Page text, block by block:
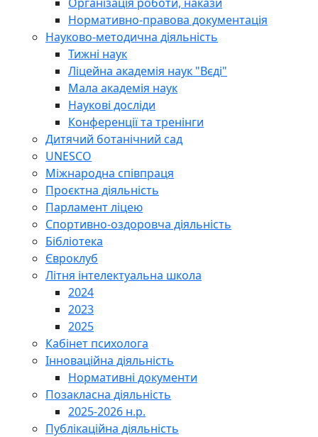
Нормативно-правова документація
Науково-методична діяльність
Тижні наук
Ліцейна академія наук "Вєді"
Мала академія наук
Наукові досліди
Конференції та тренінги
Дитячий ботанічний сад
UNESCO
Міжнародна співпраця
Проєктна діяльність
Парламент ліцею
Спортивно-оздоровча діяльність
Бібліотека
Євроклуб
Літня інтелектуальна школа
2024
2023
2025
Кабінет психолога
Інноваційна діяльність
Нормативні документи
Позакласна діяльність
2025-2026 н.р.
Публікаційна діяльність